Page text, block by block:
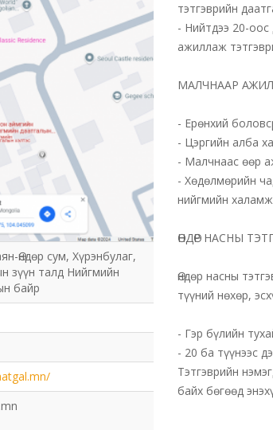
Өндөр сум, Хүрэнбулаг,
зүүн талд Нийгмийн
байр
тэтгэврийн
- Нийтдээ 20-
ажиллаж
МАЛЧНААР
- Ерөнхий
- Цэргийн алба
- Малчнаас өөр
- Хөдөлмөрийн
нийгмийн
ӨНДӨР НАСНЫ
Өндөр насны
түүний нөхөр,
- Гэр бүлийн
- 20 ба түүнээс
Тэтгэврийн
байх бөгөөд